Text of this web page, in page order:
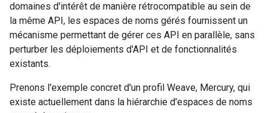
domaines d'intérêt de manière rétrocompatible au sein de
la même API, les espaces de noms gérés fournissent un
mécanisme permettant de gérer ces API en parallèle, sans
perturber les déploiements d'API et de fonctionnalités
existants.
Prenons l'exemple concret d'un profil Weave, Mercury, qui
existe actuellement dans la hiérarchie d'espaces de noms